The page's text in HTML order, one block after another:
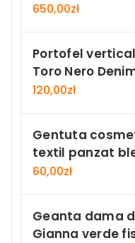
650,00zł
Portofel
Toro Nero
120,00zł
Gentuta
textil panzat
60,00zł
Geanta dama
Gianna verde